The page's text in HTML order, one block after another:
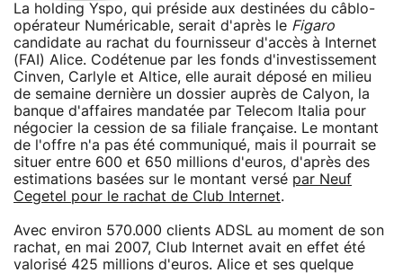
La holding Yspo, qui préside aux destinées du câblo-
opérateur Numéricable, serait d'après le Figaro
candidate au rachat du fournisseur d'accès à Internet
(FAI) Alice. Codétenue par les fonds d'investissement
Cinven, Carlyle et Altice, elle aurait déposé en milieu
de semaine dernière un dossier auprès de Calyon, la
banque d'affaires mandatée par Telecom Italia pour
négocier la cession de sa filiale française. Le montant
de l'offre n'a pas été communiqué, mais il pourrait se
situer entre 600 et 650 millions d'euros, d'après des
estimations basées sur le montant versé par Neuf
Cegetel pour le rachat de Club Internet.
Avec environ 570.000 clients ADSL au moment de son
rachat, en mai 2007, Club Internet avait en effet été
valorisé 425 millions d'euros. Alice et ses quelque